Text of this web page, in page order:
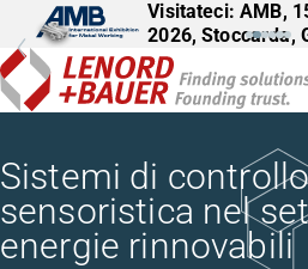
Visitateci:
Berlino, Germania
Sistemi di
sensoristica nel
energie rinnovabili